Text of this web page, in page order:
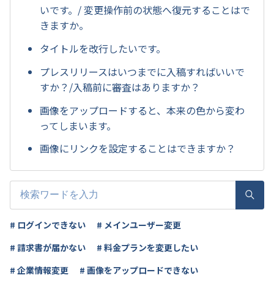
いです。/ 変更操作前の状態へ復元することはで
きますか。
タイトルを改行したいです。
プレスリリースはいつまでに入稿すればいいで
すか？/入稿前に審査はありますか？
画像をアップロードすると、本来の色から変わ
ってしまいます。
画像にリンクを設定することはできますか？
# ログインできない
# メインユーザー変更
# 請求書が届かない
# 料金プランを変更したい
# 企業情報変更
# 画像をアップロードできない